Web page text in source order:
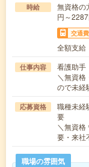
時給
無資格の
円～
交通費
全額支給
仕事内容
看護助手
＼無資格
ので未
応募資格
職種未経
要
＼無資
要・来
職場の雰囲気